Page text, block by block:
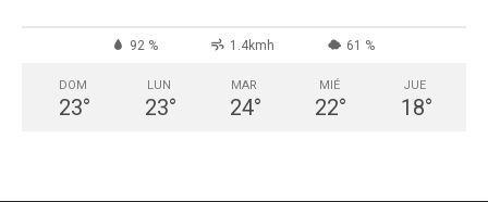
92 % 1.4kmh 61 %
DOM
23°
LUN
23°
MAR
24°
MIÉ
22°
JUE
18°